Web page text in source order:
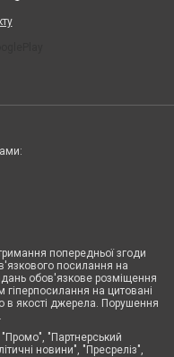
попередньої згоди
посилання на
обов'язкове розміщення
на цитовані
в якості джерела. Порушення
"Партнерський
новини", "Пресреліз",